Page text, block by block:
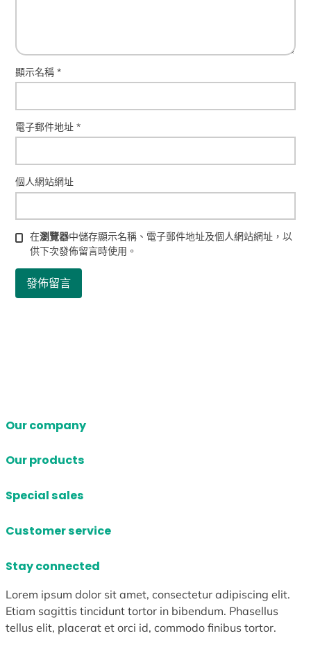
顯示名稱*
電子郵件地址*
個人網站網址
在瀏覽器中儲存顯示名稱、電子郵件地址及個人網站網址，以
供下次發佈留言時使用。
Our company
Our products
Special sales
Customer service
Stay connected
Lorem ipsum dolor sit amet, consectetur adipiscing elit.
Etiam sagittis tincidunt tortor in bibendum. Phasellus
tellus elit, placerat et orci id, commodo finibus tortor.